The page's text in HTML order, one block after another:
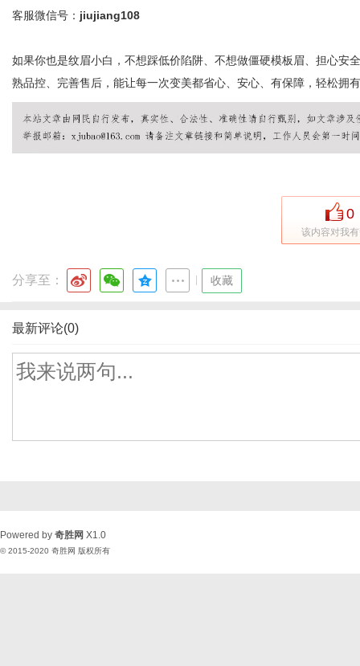
客服微信号： jiujiang108
如果你也是纹眉小白，不想踩低价陷阱、不想做僵硬模板眉、担心安
熟品控、完善售后，能让每一次变美都省心、安心、有保障，轻松拥
0
该内容对我
分享至： 收藏
最新评论(0)
Powered by 奇胜网 X1.0
© 2015-2020 奇胜网 版权所有